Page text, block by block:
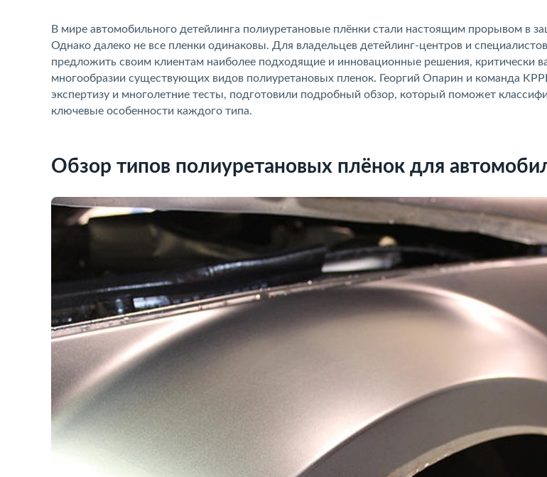
В мире автомобильного детейлинга полиуретановые плёнки стали настоящим прорывом в
Однако далеко не все пленки одинаковы. Для владельцев детейлинг-центров и
предложить своим клиентам наиболее подходящие и инновационные решения, критически
многообразии существующих видов полиуретановых пленок. Георгий Опарин и команда
экспертизу и многолетние тесты, подготовили подробный обзор, который поможет
ключевые особенности каждого типа.
Обзор типов полиуретановых плёнок для